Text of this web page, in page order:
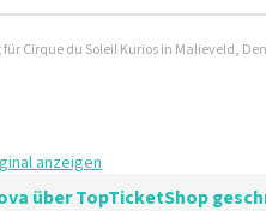
Cirque du Soleil Kurios in Malieveld,
anzeigen
über TopTicketShop